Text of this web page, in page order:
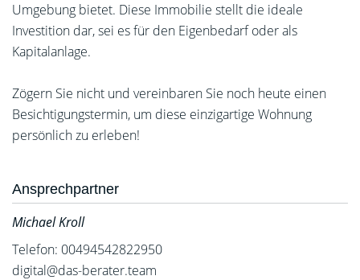
Umgebung bietet. Diese Immobilie stellt die ideale
Investition dar, sei es für den Eigenbedarf oder als
Kapitalanlage.
Zögern Sie nicht und vereinbaren Sie noch heute einen
Besichtigungstermin, um diese einzigartige Wohnung
persönlich zu erleben!
Ansprechpartner
Michael Kroll
Telefon: 00494542822950
digital@das-berater.team